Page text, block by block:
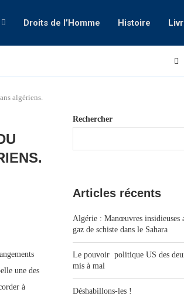
Droits de l’Homme Histoire
algériens.
une des
à
Rechercher
Articles récents
Algérie : Manœuvres insidieuses
gaz de schiste dans le Sahara
Le pouvoir politique US des
mis à mal
Déshabillons-les !